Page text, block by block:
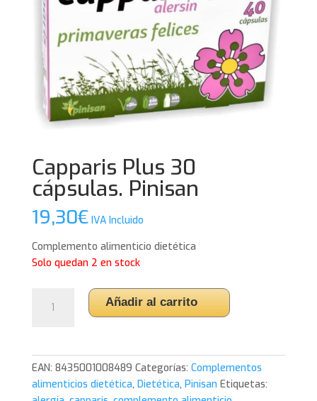
Capparis Plus 30
cápsulas. Pinisan
19,30€ IVA Incluido
Complemento alimenticio dietética
Solo quedan 2 en stock
Pinisan
cantidad
Añadir al carrito
EAN: 8435001008489 Categorías: Complementos
alimenticios dietética, Dietética, Pinisan Etiquetas: